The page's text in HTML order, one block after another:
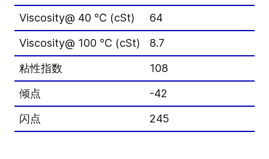
Viscosity@ 40 ℃ (cSt)
64
Viscosity@ 100 ℃ (cSt)
8.7
粘性指数
108
倾点
-42
闪点
245